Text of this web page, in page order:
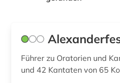
Führer zu Oratorien und
und 42 Kantaten von 65